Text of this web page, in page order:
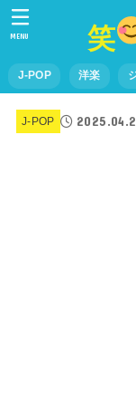
笑
J-POP 洋楽
MENU
J-POP